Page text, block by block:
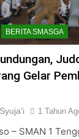
Pesantren
ASRI
Masa Depan
2025
BERITA SMASGA
Gelar
1 Tahun
– SMAN 1